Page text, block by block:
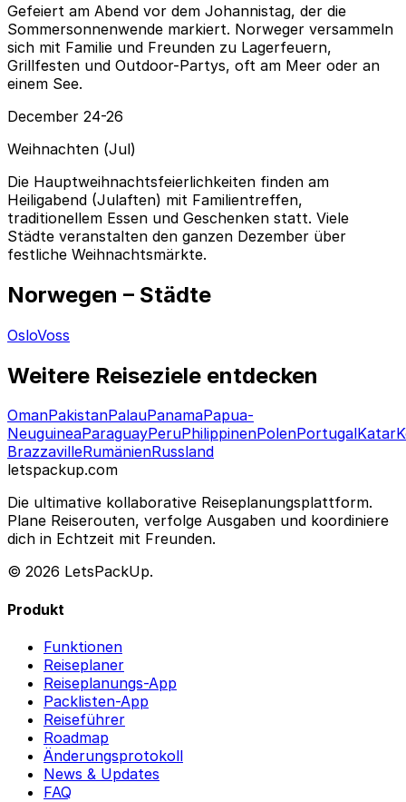
Gefeiert am Abend vor dem Johannistag, der die
Sommersonnenwende markiert. Norweger versammeln
sich mit Familie und Freunden zu Lagerfeuern,
Grillfesten und Outdoor-Partys, oft am Meer oder an
einem See.
December 24-26
Weihnachten (Jul)
Die Hauptweihnachtsfeierlichkeiten finden am
Heiligabend (Julaften) mit Familientreffen,
traditionellem Essen und Geschenken statt. Viele
Städte veranstalten den ganzen Dezember über
festliche Weihnachtsmärkte.
Norwegen – Städte
OsloVoss
Weitere Reiseziele entdecken
OmanPakistanPalauPanamaPapua-
NeuguineaParaguayPeruPhilippinenPolenPortugalKatar
BrazzavilleRumänienRussland
letspackup.com
Die ultimative kollaborative Reiseplanungsplattform.
Plane Reiserouten, verfolge Ausgaben und koordiniere
dich in Echtzeit mit Freunden.
© 2026 LetsPackUp.
Produkt
Funktionen
Reiseplaner
Reiseplanungs-App
Packlisten-App
Reiseführer
Roadmap
Änderungsprotokoll
News & Updates
FAQ